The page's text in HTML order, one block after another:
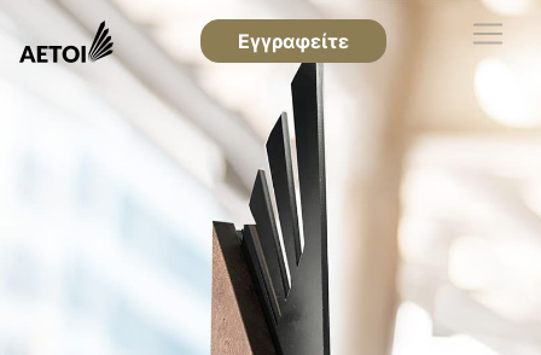
Εγγραφείτε